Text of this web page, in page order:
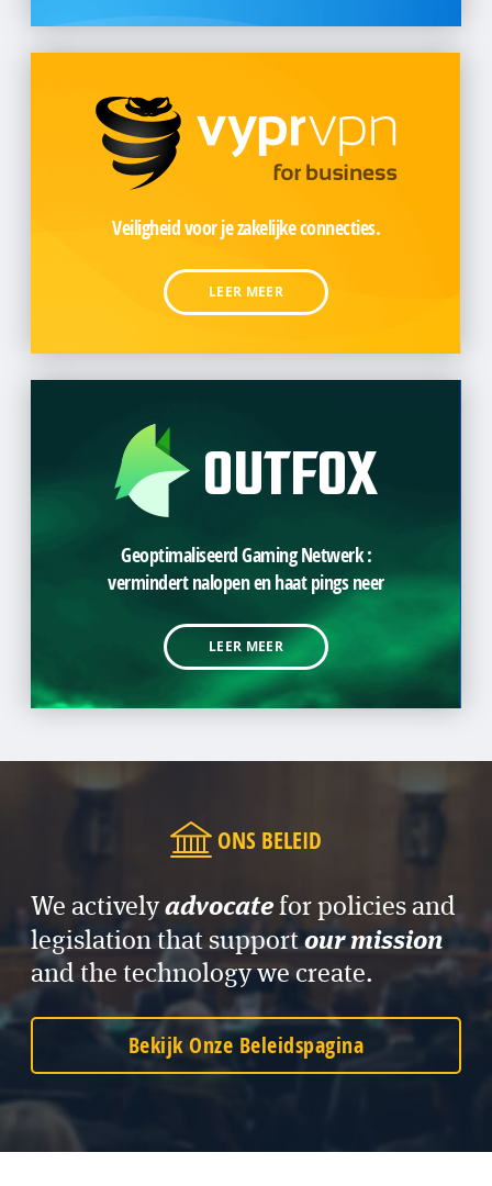
Veiligheid voor je zakelijke connecties.
LEER MEER
Geoptimaliseerd Gaming Netwerk :
vermindert nalopen en haat pings neer
LEER MEER
ONS BELEID
We activelyadvocate for policies and
legislation that supportour mission
and the technology we create.
Bekijk Onze Beleidspagina